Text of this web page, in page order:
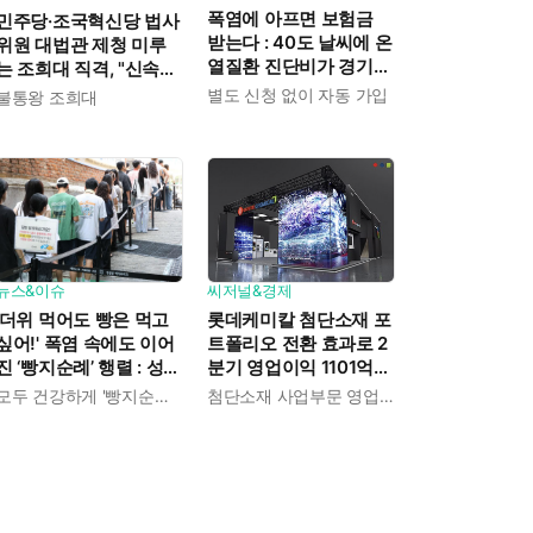
주당·조국혁신당 법사
원 대법관 제청 미루
조희대 직격, "신속한
판 약속도 저버려"
통왕 조희대
폭염에 아프면 보험금
받는다 : 40도 날씨에 온
열질환 진단비가 경기도
민에게 주어진다
별도 신청 없이 자동 가입
스&이슈
위 먹어도 빵은 먹고
어!' 폭염 속에도 이어
‘빵지순례’ 행렬 : 성심
이 대기 손님 위해 준모두 건강하게 '빵지순례' 마치시길.
씨저널&경제
롯데케미칼 첨단소재 포
트폴리오 전환 효과로 2
분기 영업이익 1101억
흑자전환 : 대산·여수 사첨단소재 사업부문 영업이익 1325억 원